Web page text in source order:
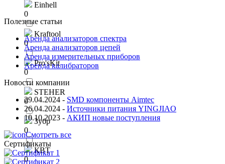
Einhell
0
Kraftool
0
Pro'sKit
0
STEHER
0
Зубр
0
КВТ
0
Полезные статьи
Аренда анализаторов спектра
Аренда анализаторов цепей
Аренда измерительных приборов
Аренда калибраторов
Новости компании
29.04.2024 - SMD компоненты Aimtec
26.04.2024 - Источники питания YINGJIAO
10.10.2023 - АКИП новые поступления
Смотреть все
Сертификаты